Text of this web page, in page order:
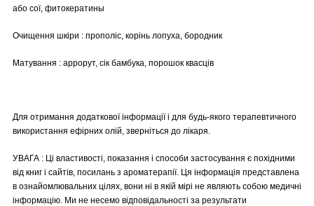
або сої, фитокератины
Очищення шкіри : прополіс, корінь лопуха, бородник
Матування : аррорут, сік бамбука, порошок квасців
Для отримання додаткової інформації і для будь-якого терапевтичного
використання ефірних олій, зверніться до лікаря.
УВАГА : Ці властивості, показання і способи застосування є похідними
від книг і сайтів, посилань з ароматерапії. Ця інформація представлена
в ознайомлювальних цілях, вони ні в якій мірі не являють собою медичні
інформацію. Ми не несемо відповідальності за результати